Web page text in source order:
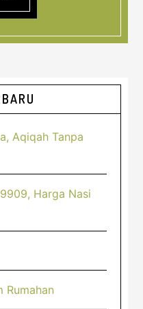
Aqiqah Tanpa
Harga Nasi
Rumahan